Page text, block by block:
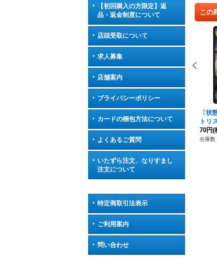
【初回購入の方限定】返
品・返金制度について
店頭受取について
求人募集
店舗案内
プライバシーポリシー
カードの梱包方法について
よくあるご質問
いたずら注文、なりすまし
注文について
特定商取引法表示
ご利用案内
問い合わせ
この
〔状
トリ
《ロ
70円(
在庫数